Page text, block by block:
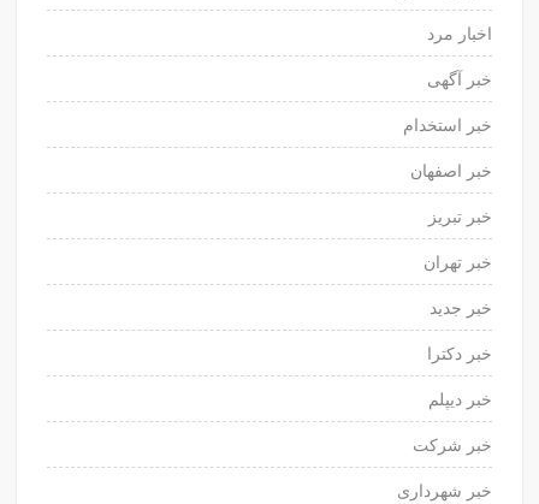
اخبار مرد
خبر آگهی
خبر استخدام
خبر اصفهان
خبر تبریز
خبر تهران
خبر جدید
خبر دکترا
خبر دیپلم
خبر شرکت
خبر شهرداری